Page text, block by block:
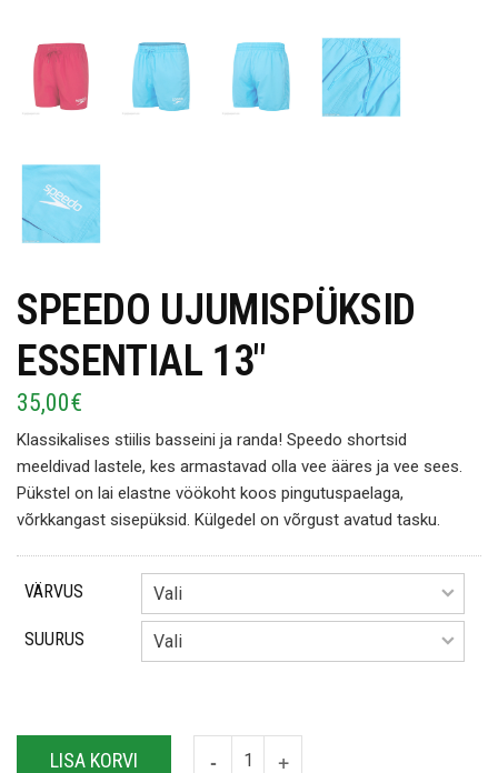
SPEEDO UJUMISPÜKSID
ESSENTIAL 13″
35,00€
Klassikalises stiilis basseini ja randa! Speedo shortsid
meeldivad lastele, kes armastavad olla vee ääres ja vee sees.
Pükstel on lai elastne vöökoht koos pingutuspaelaga,
võrkkangast sisepüksid. Külgedel on võrgust avatud tasku.
VÄRVUS
SUURUS
LISA KORVI